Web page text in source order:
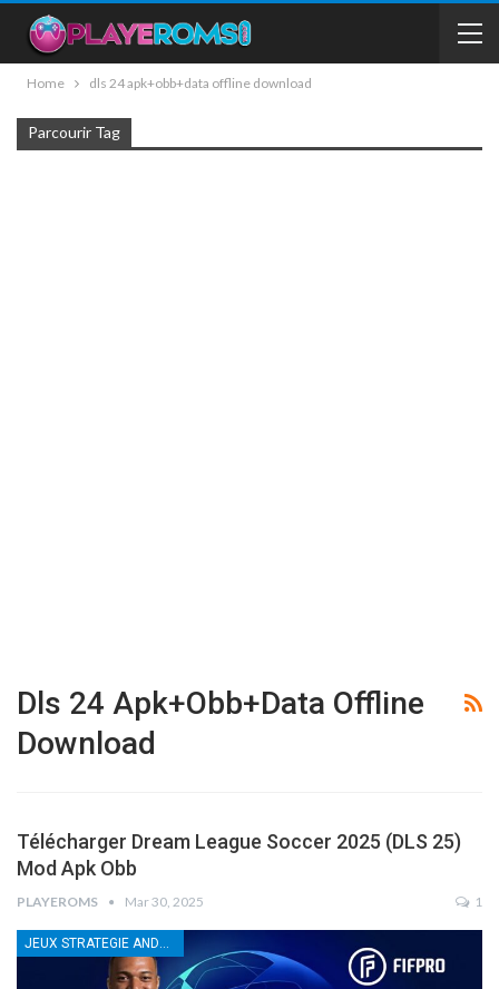
Home dls 24 apk+obb+data offline download
Parcourir Tag
Dls 24 Apk+obb+data Offline
Download
Télécharger Dream League Soccer 2025 (DLS 25)
Mod Apk Obb
PLAYEROMS Mar 30, 2025 1
JEUX STRATEGIE ANDROID